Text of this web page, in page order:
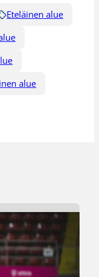
Eteläinen alue
alue